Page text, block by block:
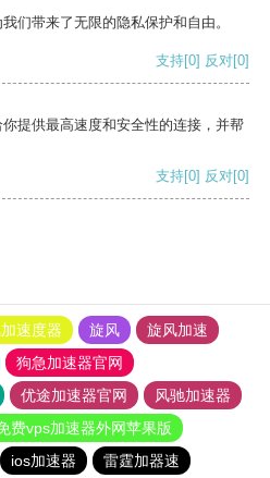
们带来了无限的隐私保护和自由。
支持[0] 反对[0]
提供最高速度和安全性的连接，并帮
支持[0] 反对[0]
速度器 旋风
旋风加速
狗急加速器官网
优途加速器官网
风驰加速器
费vps加速器外网苹果版
ios加速器 雷霆加器速